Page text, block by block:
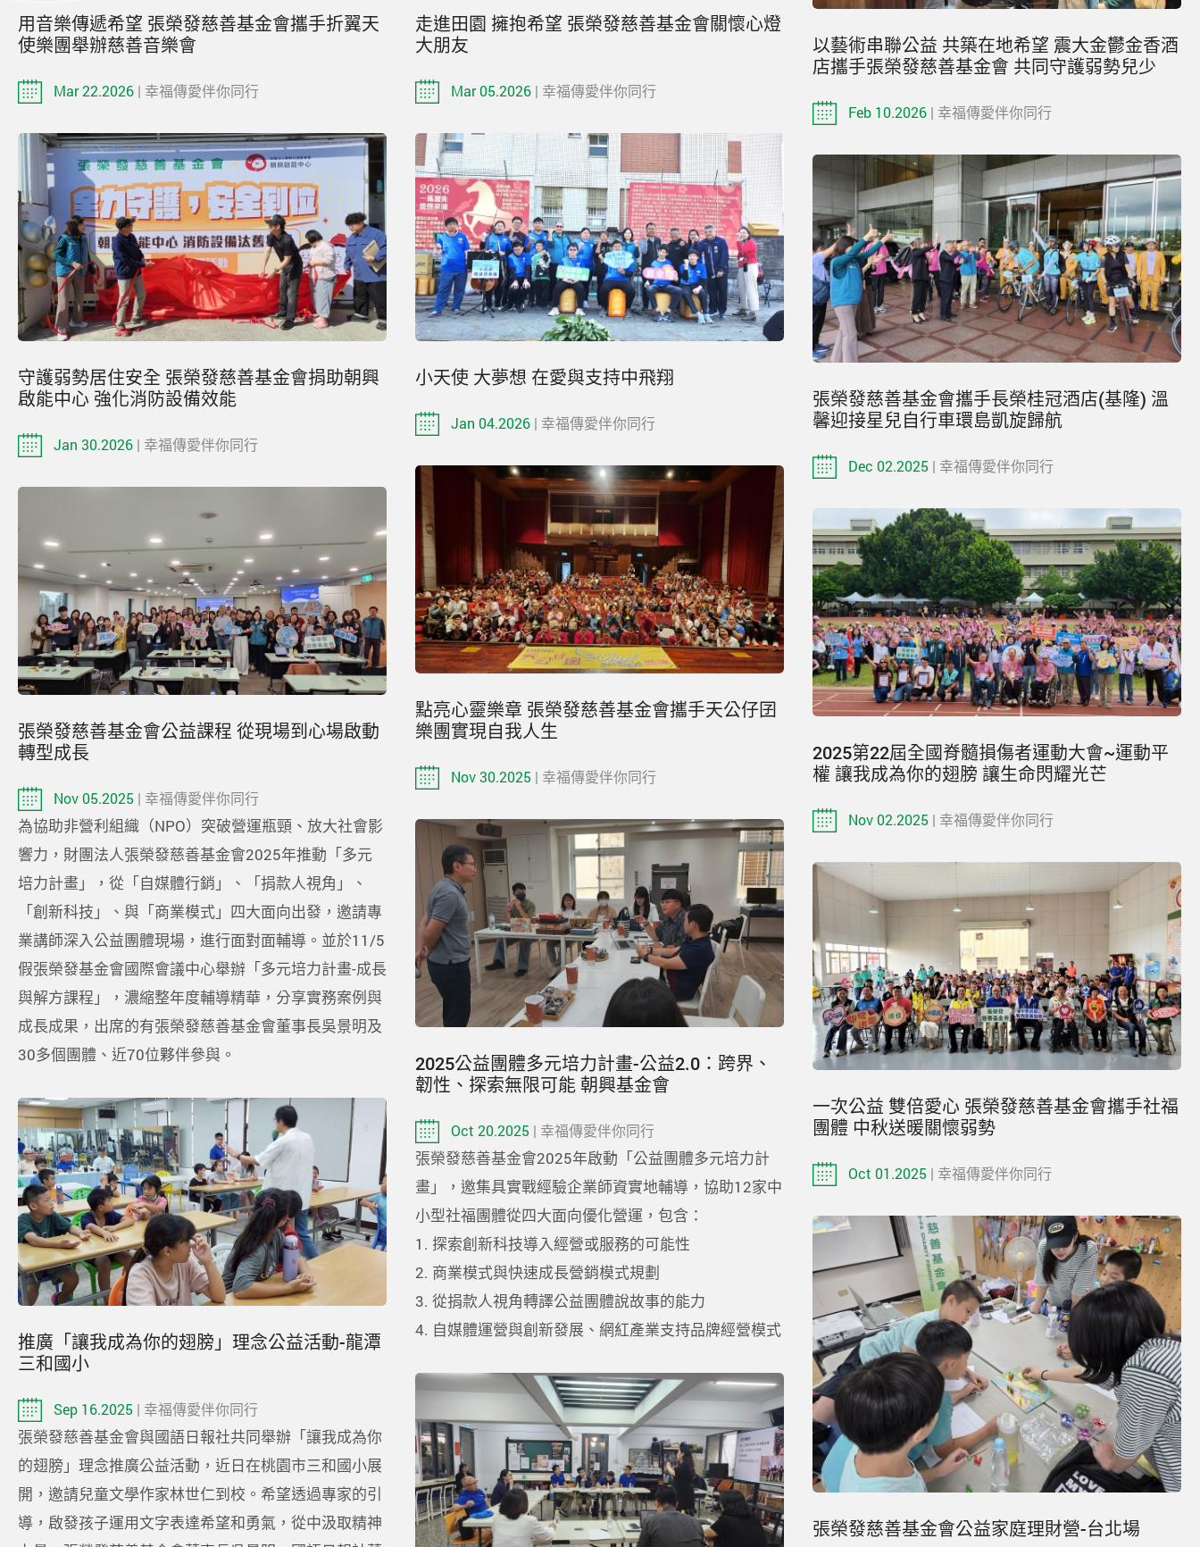
用音樂傳遞希望 張榮發慈善基金會攜手折翼天
使樂團舉辦慈善音樂會
Mar 22.2026 | 幸福傳愛伴你同行
走進田園 擁抱希望 張榮發慈善基金會關懷心燈
大朋友
Mar 05.2026 | 幸福傳愛伴你同行
以藝術串聯公益 共築在地希望 震大金鬱金香酒
店攜手張榮發慈善基金會 共同守護弱勢兒少
Feb 10.2026 | 幸福傳愛伴你同行
守護弱勢居住安全 張榮發慈善基金會捐助朝興
啟能中心 強化消防設備效能
Jan 30.2026 | 幸福傳愛伴你同行
小天使 大夢想 在愛與支持中飛翔
Jan 04.2026 | 幸福傳愛伴你同行
張榮發慈善基金會攜手長榮桂冠酒店(基隆) 溫
馨迎接星兒自行車環島凱旋歸航
Dec 02.2025 | 幸福傳愛伴你同行
點亮心靈樂章 張榮發慈善基金會攜手天公仔囝
樂團實現自我人生
Nov 30.2025 | 幸福傳愛伴你同行
張榮發慈善基金會公益課程 從現場到心場啟動
轉型成長
Nov 05.2025 | 幸福傳愛伴你同行
為協助非營利組織（NPO）突破營運瓶頸、放大社會影
響力，財團法人張榮發慈善基金會2025年推動「多元
培力計畫」，從「自媒體行銷」、「捐款人視角」、
「創新科技」、與「商業模式」四大面向出發，邀請專
業講師深入公益團體現場，進行面對面輔導。並於11/5
假張榮發基金會國際會議中心舉辦「多元培力計畫-成長
與解方課程」，濃縮整年度輔導精華，分享實務案例與
成長成果，出席的有張榮發慈善基金會董事長吳景明及
30多個團體、近70位夥伴參與。
2025第22屆全國脊髓損傷者運動大會~運動平
權 讓我成為你的翅膀 讓生命閃耀光芒
Nov 02.2025 | 幸福傳愛伴你同行
2025公益團體多元培力計畫-公益2.0：跨界、
韌性、探索無限可能 朝興基金會
Oct 20.2025 | 幸福傳愛伴你同行
張榮發慈善基金會2025年啟動「公益團體多元培力計
畫」，邀集具實戰經驗企業師資實地輔導，協助12家中
小型社福團體從四大面向優化營運，包含：
1. 探索創新科技導入經營或服務的可能性
2. 商業模式與快速成長營銷模式規劃
3. 從捐款人視角轉譯公益團體說故事的能力
4. 自媒體運營與創新發展、網紅產業支持品牌經營模式
一次公益 雙倍愛心 張榮發慈善基金會攜手社福
團體 中秋送暖關懷弱勢
Oct 01.2025 | 幸福傳愛伴你同行
推廣「讓我成為你的翅膀」理念公益活動-龍潭
三和國小
Sep 16.2025 | 幸福傳愛伴你同行
張榮發慈善基金會與國語日報社共同舉辦「讓我成為你
的翅膀」理念推廣公益活動，近日在桃園市三和國小展
開，邀請兒童文學作家林世仁到校。希望透過專家的引
導，啟發孩子運用文字表達希望和勇氣，從中汲取精神
張榮發慈善基金會公益家庭理財營-台北場